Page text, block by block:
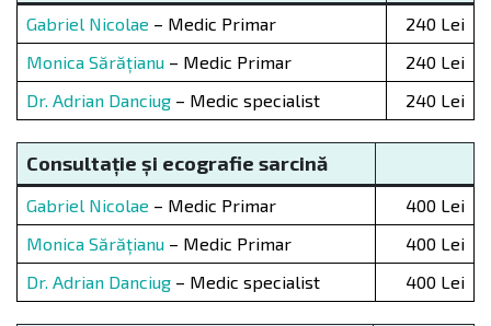
Gabriel Nicolae – Medic Primar
240 Lei
Monica Sărățianu – Medic Primar
240 Lei
Dr. Adrian Danciug – Medic specialist 240 Lei
Consultație și ecografie sarcină
Gabriel Nicolae – Medic Primar
400 Lei
Monica Sărățianu – Medic Primar
400 Lei
Dr. Adrian Danciug – Medic specialist 400 Lei